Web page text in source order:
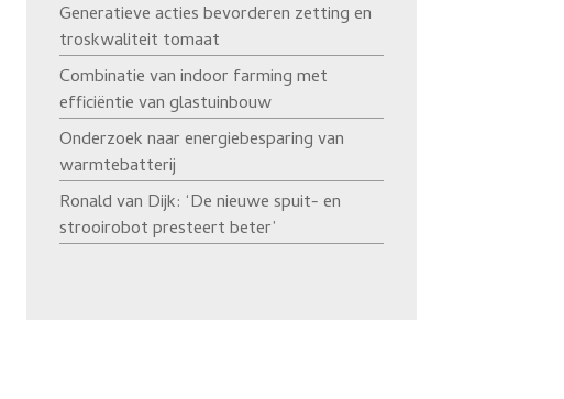
Generatieve acties bevorderen zetting en
troskwaliteit tomaat
Combinatie van indoor farming met
efficiëntie van glastuinbouw
Onderzoek naar energiebesparing van
warmtebatterij
Ronald van Dijk: ‘De nieuwe spuit- en
strooirobot presteert beter’